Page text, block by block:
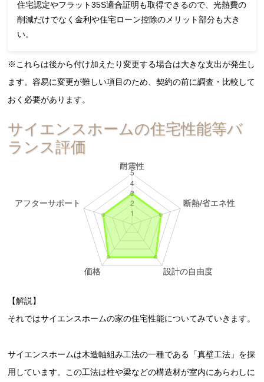
住宅認定やフラット35S適合証明も取得できるので、光熱費の
削減だけでなく金利や住宅ローン控除のメリット部分も大き
い。
※これらは後から付け加えたり変更する場合は大きな支出が発生し
ます。容易に変更が難しい項目のため、契約の前に調査・比較して
おく必要があります。
サイエンスホームの住宅性能等バ
ランス評価
【解説】
それではサイエンスホームの家の住宅性能についてみていきます。
サイエンスホームは木造軸組み工法の一種である「真壁工法」を採
用しています。この工法は柱や梁などの構造材が室内にあらわしに